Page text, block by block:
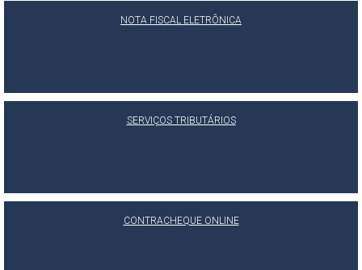
NOTA FISCAL ELETRÔNICA
SERVIÇOS TRIBUTÁRIOS
CONTRACHEQUE ONLINE